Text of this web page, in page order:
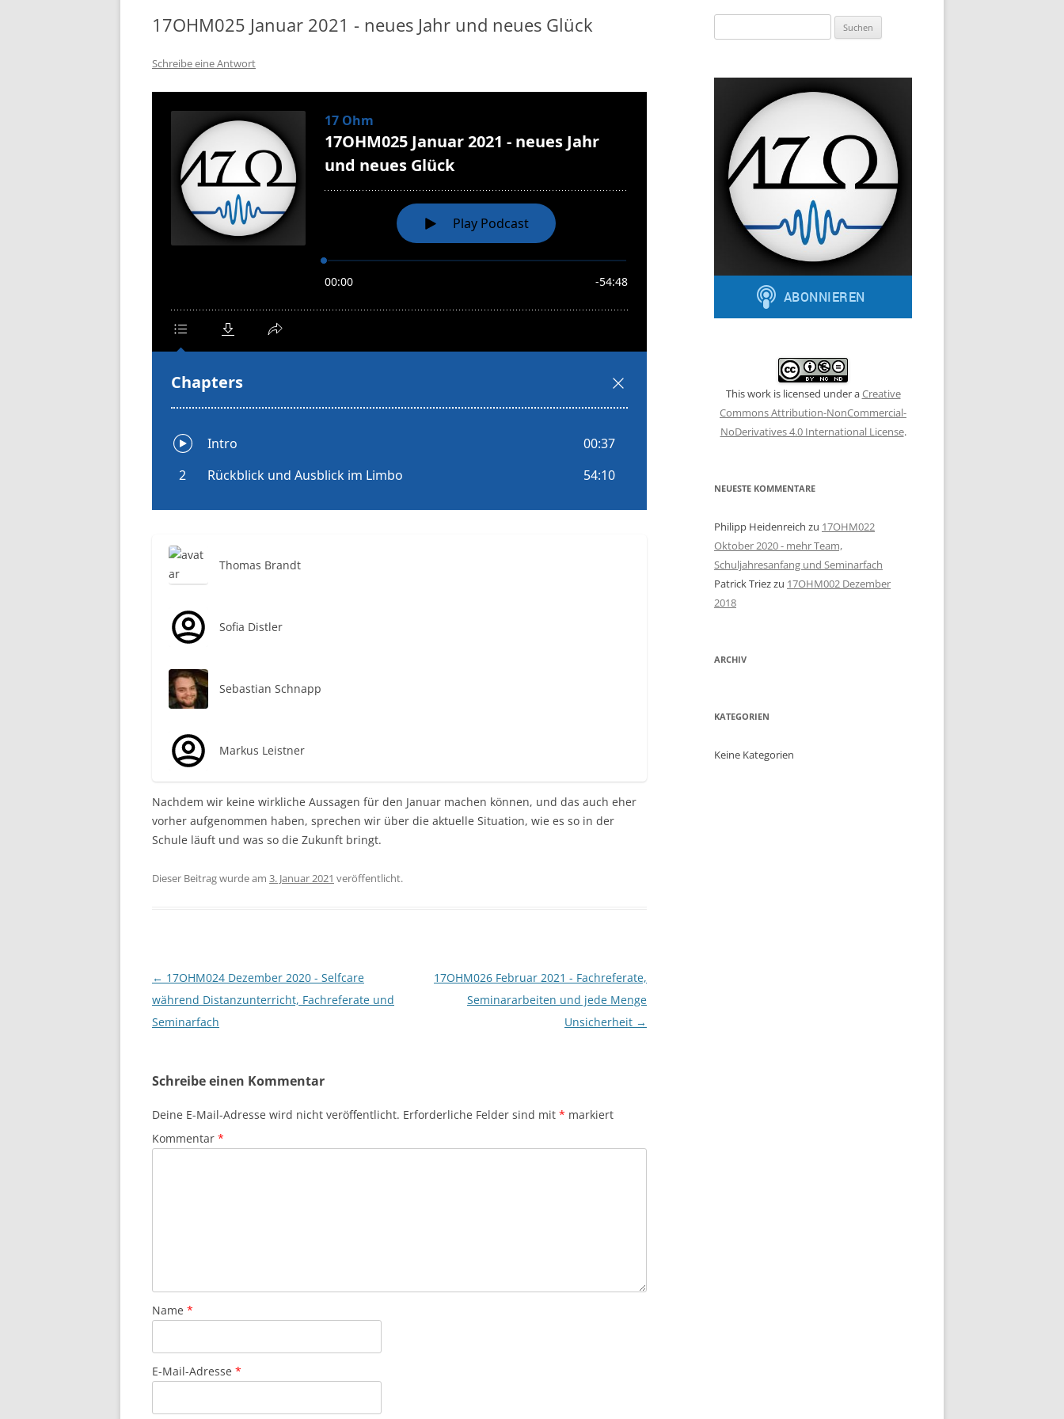
17OHM025 Januar 2021 - neues Jahr und neues Glück
Schreibe eine Antwort
Thomas Brandt
Sofia Distler
Sebastian Schnapp
Markus Leistner
Nachdem wir keine wirkliche Aussagen für den Januar machen können, und das auch eher
vorher aufgenommen haben, sprechen wir über die aktuelle Situation, wie es so in der
Schule läuft und was so die Zukunft bringt.
Dieser Beitrag wurde am 3. Januar 2021 veröffentlicht.
Beitragsnavigation
← 17OHM024 Dezember 2020 - Selfcare
während Distanzunterricht, Fachreferate und
Seminarfach
17OHM026 Februar 2021 - Fachreferate,
Seminararbeiten und jede Menge
Unsicherheit →
Schreibe einen Kommentar
Deine E-Mail-Adresse wird nicht veröffentlicht. Erforderliche Felder sind mit * markiert
Kommentar *
Name *
E-Mail-Adresse *
nach:
This work is licensed under aCreative
Commons Attribution-NonCommercial-
NoDerivatives 4.0 International License.
NEUESTE KOMMENTARE
Philipp Heidenreich zu 17OHM022
Oktober 2020 - mehr Team,
Schuljahresanfang und Seminarfach
Patrick Triezzu 17OHM002 Dezember
2018
ARCHIV
KATEGORIEN
Keine Kategorien